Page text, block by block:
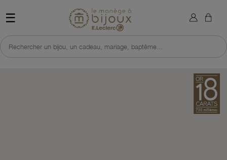
☰ Retour à l'accueil du site
Rechercher un bijou, un cadeau, mariage, baptême...
×